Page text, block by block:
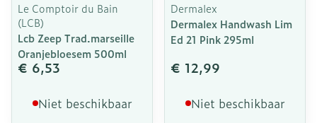
Le Comptoir du Bain
(LCB)
Lcb Zeep Trad.marseille
Oranjebloesem 500ml
€ 6,53
Niet beschikbaar
Dermalex
Dermalex Handwash Lim
Ed 21 Pink 295ml
€ 12,99
Niet beschikbaar